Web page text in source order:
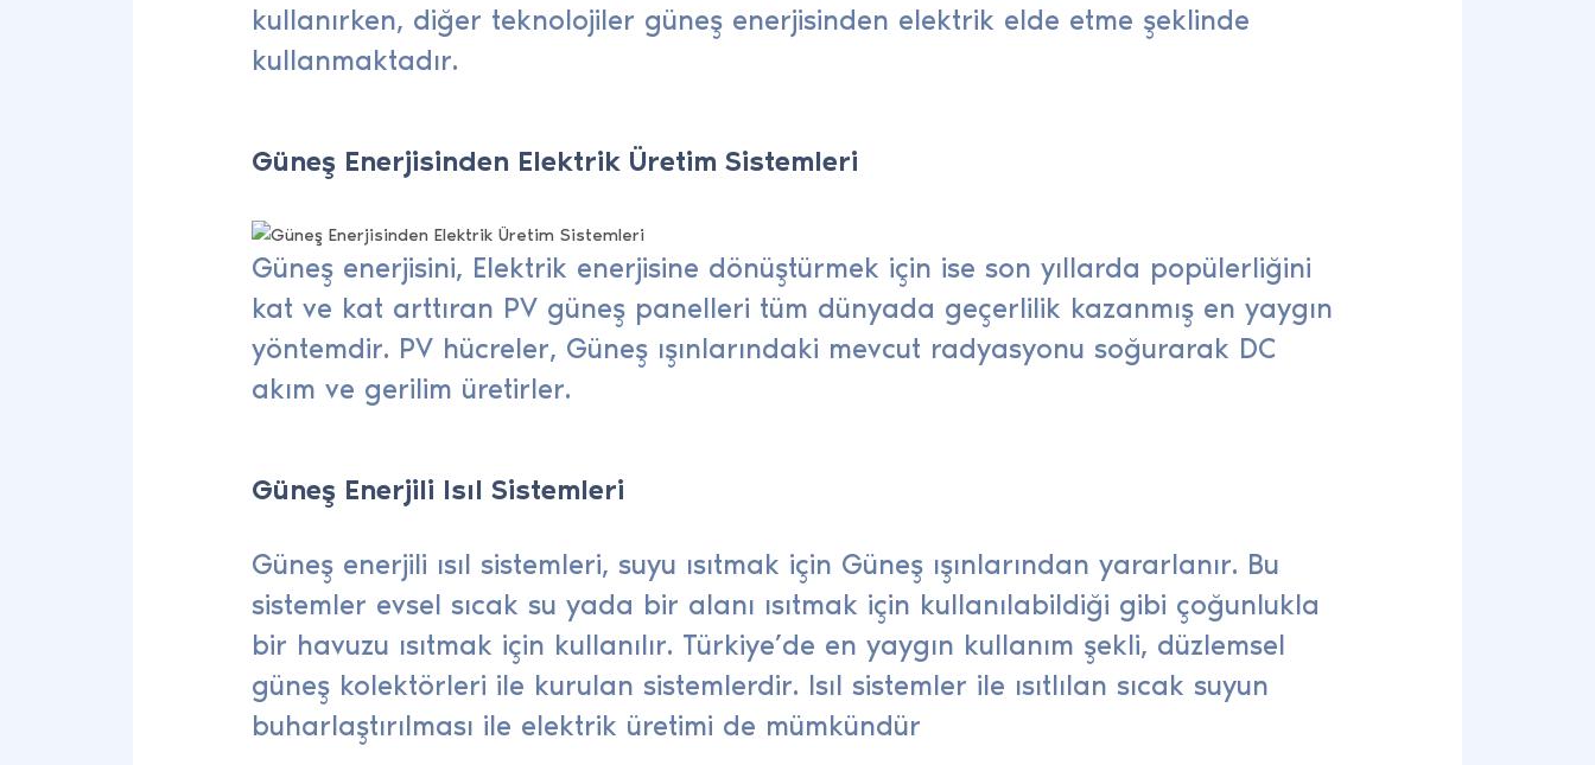
kullanırken, diğer teknolojiler güneş enerjisinden elektrik elde etme şeklinde
kullanmaktadır.
Güneş Enerjisinden Elektrik Üretim Sistemleri
Güneş enerjisini, Elektrik enerjisine dönüştürmek için ise son yıllarda popülerliğini
kat ve kat arttıran PV güneş panelleri tüm dünyada geçerlilik kazanmış en yaygın
yöntemdir. PV hücreler, Güneş ışınlarındaki mevcut radyasyonu soğurarak DC
akım ve gerilim üretirler.
Güneş Enerjili Isıl Sistemleri
Güneş enerjili ısıl sistemleri, suyu ısıtmak için Güneş ışınlarından yararlanır. Bu
sistemler evsel sıcak su yada bir alanı ısıtmak için kullanılabildiği gibi çoğunlukla
bir havuzu ısıtmak için kullanılır. Türkiye’de en yaygın kullanım şekli, düzlemsel
güneş kolektörleri ile kurulan sistemlerdir. Isıl sistemler ile ısıtlılan sıcak suyun
buharlaştırılması ile elektrik üretimi de mümkündür